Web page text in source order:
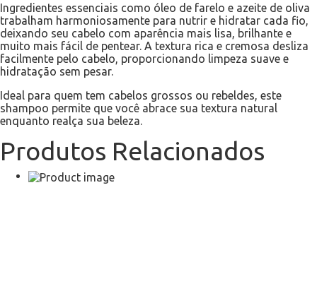
Ingredientes essenciais como óleo de farelo e azeite de oliva
trabalham harmoniosamente para nutrir e hidratar cada fio,
deixando seu cabelo com aparência mais lisa, brilhante e
muito mais fácil de pentear. A textura rica e cremosa desliza
facilmente pelo cabelo, proporcionando limpeza suave e
hidratação sem pesar.
Ideal para quem tem cabelos grossos ou rebeldes, este
shampoo permite que você abrace sua textura natural
enquanto realça sua beleza.
Produtos Relacionados